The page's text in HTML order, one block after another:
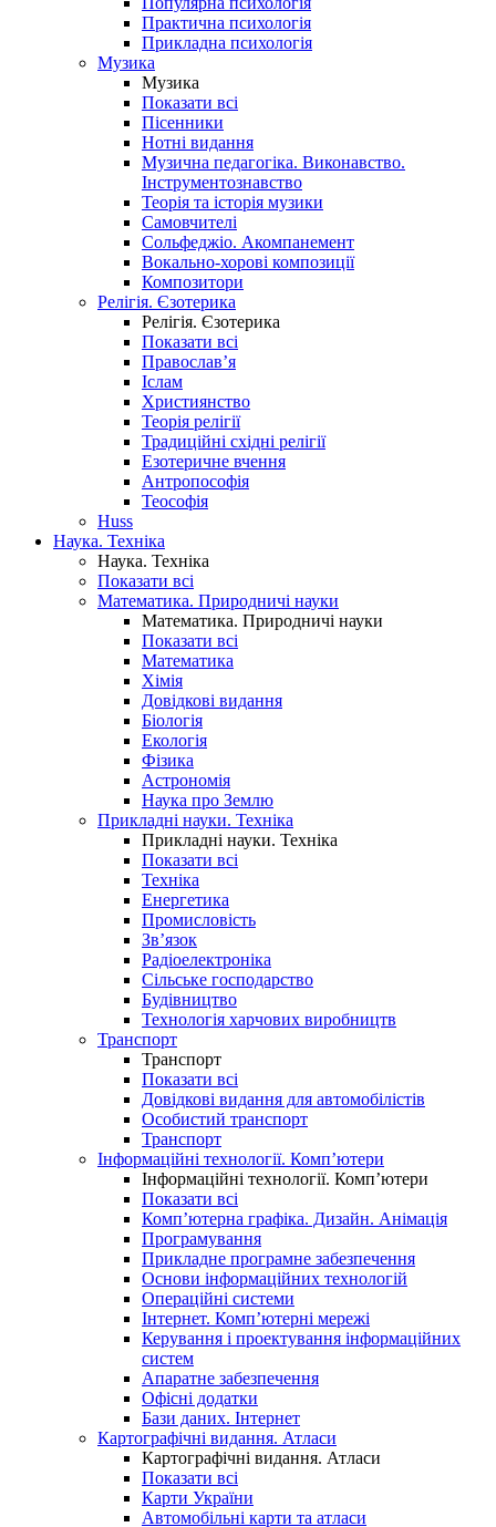
Практична психологія
Прикладна психологія
Музика
Музика
Показати всі
Пісенники
Нотні видання
Музична педагогіка. Виконавство.
Інструментознавство
Теорія та історія музики
Самовчителі
Сольфеджіо. Акомпанемент
Вокально-хорові композиції
Композитори
Релігія. Єзотерика
Релігія. Єзотерика
Показати всі
Православ’я
Іслам
Християнство
Теорія релігії
Традиційні східні релігії
Езотеричне вчення
Антропософія
Теософія
Huss
Наука. Техніка
Наука. Техніка
Показати всі
Математика. Природничі науки
Математика. Природничі науки
Показати всі
Математика
Хімія
Довідкові видання
Біологія
Екологія
Фізика
Астрономія
Наука про Землю
Прикладні науки. Техніка
Прикладні науки. Техніка
Показати всі
Техніка
Енергетика
Промисловість
Зв’язок
Радіоелектроніка
Сільське господарство
Будівництво
Технологія харчових виробництв
Транспорт
Транспорт
Показати всі
Довідкові видання для автомобілістів
Особистий транспорт
Транспорт
Інформаційні технології. Комп’ютери
Інформаційні технології. Комп’ютери
Показати всі
Комп’ютерна графіка. Дизайн. Анімація
Програмування
Прикладне програмне забезпечення
Основи інформаційних технологій
Операційні системи
Інтернет. Комп’ютерні мережі
Керування і проектування інформаційних
систем
Апаратне забезпечення
Офісні додатки
Бази даних. Інтернет
Картографічні видання. Атласи
Картографічні видання. Атласи
Показати всі
Карти України
Автомобільні карти та атласи